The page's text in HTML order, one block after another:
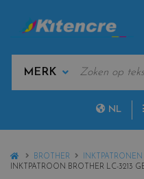
MANUFACTURERS
NL
HOMEBROTHER INKTPATRONEN
INKTPATROON BROTHER LC-3213